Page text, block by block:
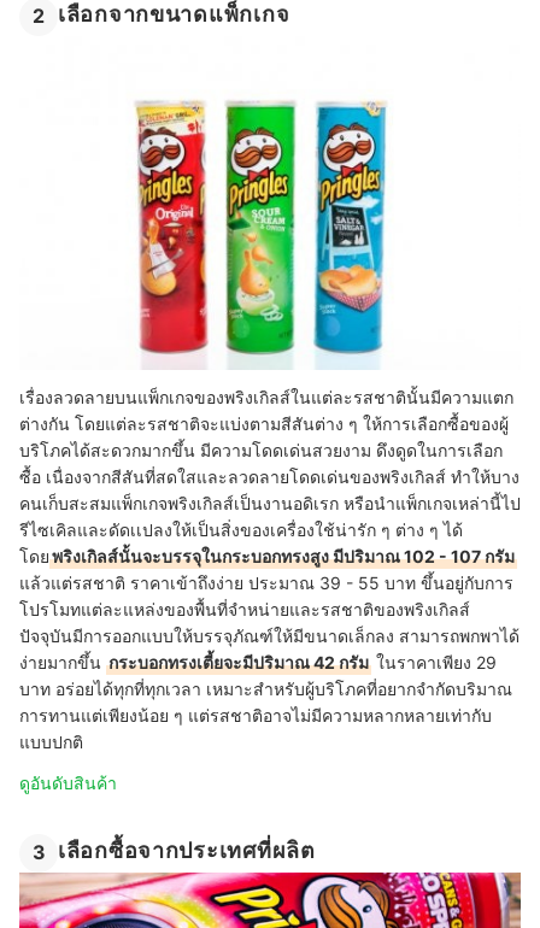
2 เลือกจากขนาดแพ็กเกจ
เรื่องลวดลายบนแพ็กเกจของพริงเกิลส์ในแต่ละรสชาตินั้นมีความแตก
ต่างกัน โดยแต่ละรสชาติจะแบ่งตามสีสันต่าง ๆ ให้การเลือกซื้อของผู้
บริโภคได้สะดวกมากขึ้น มีความโดดเด่นสวยงาม ดึงดูดในการเลือก
ซื้อ เนื่องจากสีสันที่สดใสและลวดลายโดดเด่นของพริงเกิลส์ ทำให้บาง
คนเก็บสะสมแพ็กเกจพริงเกิลส์เป็นงานอดิเรก หรือนำแพ็กเกจเหล่านี้ไป
รีไซเคิลและดัดเเปลงให้เป็นสิ่งของเครื่องใช้น่ารัก ๆ ต่าง ๆ ได้
โดยพริงเกิลส์นั้นจะบรรจุในกระบอกทรงสูง มีปริมาณ 102 - 107 กรัม
แล้วแต่รสชาติ ราคาเข้าถึงง่าย ประมาณ 39 - 55 บาท ขึ้นอยู่กับการ
โปรโมทแต่ละแหล่งของพื้นที่จำหน่ายและรสชาติของพริงเกิลส์
ปัจจุบันมีการออกแบบให้บรรจุภัณฑ์ให้มีขนาดเล็กลง สามารถพกพาได้
ง่ายมากขึ้น กระบอกทรงเตี้ยจะมีปริมาณ 42 กรัม ในราคาเพียง 29
บาท อร่อยได้ทุกที่ทุกเวลา เหมาะสำหรับผู้บริโภคที่อยากจำกัดบริมาณ
การทานแต่เพียงน้อย ๆ แต่รสชาติอาจไม่มีความหลากหลายเท่ากับ
แบบปกติ
ดูอันดับสินค้า
3 เลือกซื้อจากประเทศที่ผลิต